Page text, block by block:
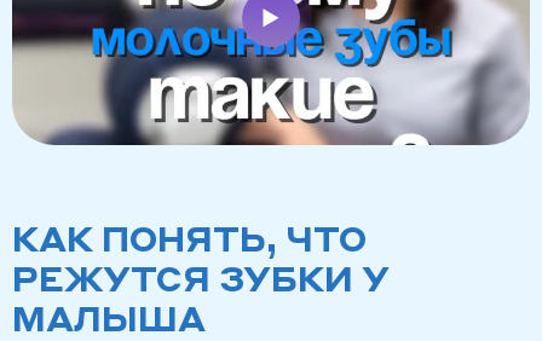
КАК ПОНЯТЬ, ЧТО
РЕЖУТСЯ ЗУБКИ У
МАЛЫША